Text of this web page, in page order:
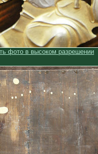
фото в высоком разрешении